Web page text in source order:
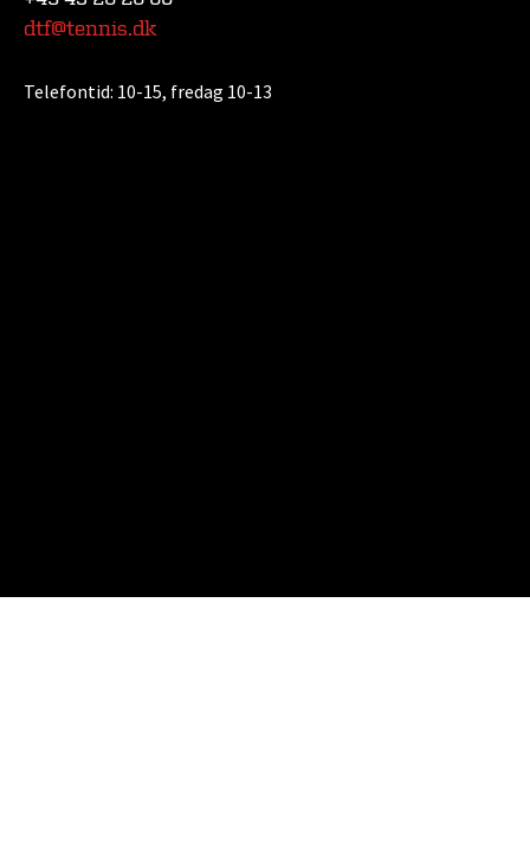
dtf@tennis.dk
Telefontid: 10-15, fredag 10-13